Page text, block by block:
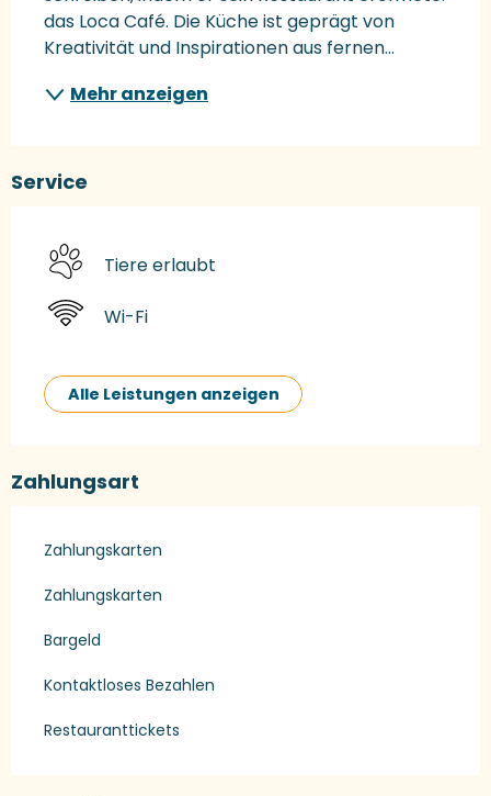
das Loca Café. Die Küche ist geprägt von
Kreativität und Inspirationen aus fernen...
Mehr anzeigen
Service
Tiere erlaubt
Wi-Fi
Alle Leistungen anzeigen
Zahlungsart
Zahlungskarten
Zahlungskarten
Bargeld
Kontaktloses Bezahlen
Restauranttickets